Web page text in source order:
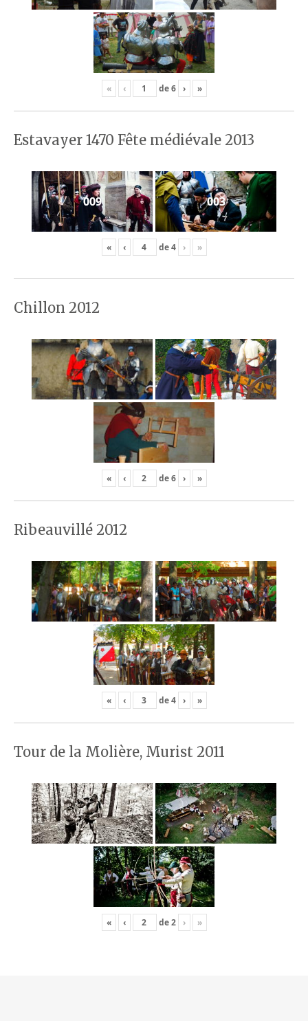
« ‹ de6 › »
Estavayer 1470 Fête médiévale 2013
009 003
« ‹ de4 › »
Chillon 2012
« ‹ de6 › »
Ribeauvillé 2012
« ‹ de4 › »
Tour de la Molière, Murist 2011
« ‹ de2 › »